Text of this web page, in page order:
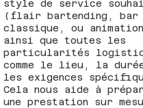
style de service
(flair bartending, bar
classique, ou
ainsi que toutes les
particularités
comme le lieu, la
les exigences
Cela nous aide à
une prestation sur